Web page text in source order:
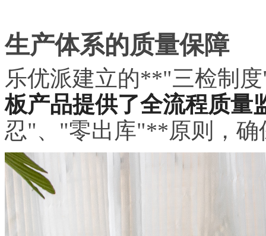
生产体系的质量保障
乐优派建立的**"三检制
板产品提供了全流程质量
忍"、"零出库"**原则，确